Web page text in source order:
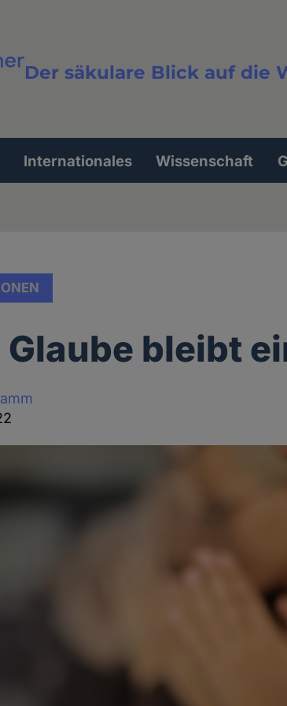
Der säkulare Blick auf die
Volltextsuche
Internationales Wissenschaft
Glaube bleibt